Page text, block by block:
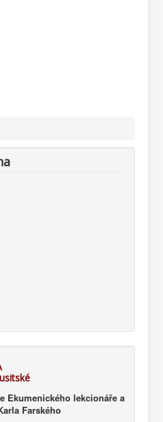
Ekumenického lekcionáře a
Farského